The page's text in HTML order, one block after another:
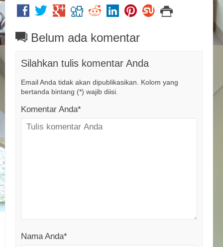
Belum ada komentar
Silahkan tulis komentar Anda
Email Anda tidak akan dipublikasikan. Kolom yang
bertanda bintang (*) wajib diisi.
Komentar Anda*
Nama Anda*